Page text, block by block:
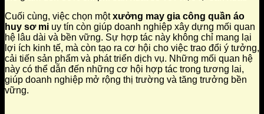
Cuối cùng, việc chọn mộtxưởng may gia công quần áo
huy sơ mi uy tín còn giúp doanh nghiệp xây dựng mối quan
hệ lâu dài và bền vững. Sự hợp tác này không chỉ mang lại
lợi ích kinh tế, mà còn tạo ra cơ hội cho việc trao đổi ý tưởng,
cải tiến sản phẩm và phát triển dịch vụ. Những mối quan hệ
này có thể dẫn đến những cơ hội hợp tác trong tương lai,
giúp doanh nghiệp mở rộng thị trường và tăng trưởng bền
vững.